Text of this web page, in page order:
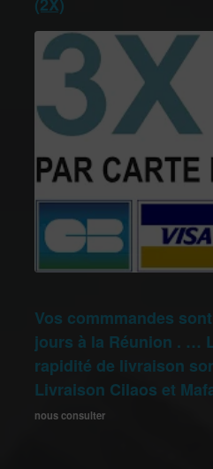
Vos commmandes
jours à la Réunion . …
rapidité de livraison
Livraison Cilaos et
nous consulter